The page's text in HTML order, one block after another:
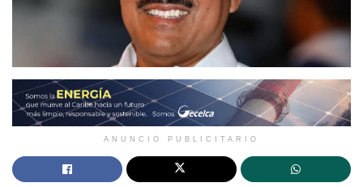
ANUNCIO PUBLICITARIO